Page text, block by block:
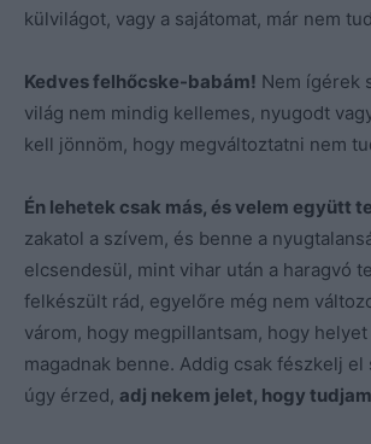
külvilágot, vagy a sajátomat, már nem
Kedves felhőcske-babám! Nem ígérek
világ nem mindig kellemes, nyugodt
kell jönnöm, hogy megváltoztatni nem
Én lehetek csak más, és velem együtt
zakatol a szívem, és benne a
elcsendesül, mint vihar után a haragvó
felkészült rád, egyelőre még nem
várom, hogy megpillantsam, hogy
magadnak benne. Addig csak fészkelj el
úgy érzed, adj nekem jelet, hogy